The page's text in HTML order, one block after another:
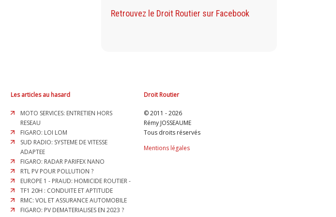
Retrouvez le Droit Routier sur Facebook
Les articles au hasard
MOTO SERVICES: ENTRETIEN HORS
RESEAU
FIGARO: LOI LOM
SUD RADIO: SYSTEME DE VITESSE
ADAPTEE
FIGARO: RADAR PARIFEX NANO
RTL PV POUR POLLUTION ?
EUROPE 1 - PRAUD: HOMICIDE ROUTIER -
TF1 20H : CONDUITE ET APTITUDE
RMC: VOL ET ASSURANCE AUTOMOBILE
FIGARO: PV DEMATERIALISES EN 2023 ?
Droit Routier
© 2011 - 2026
Rémy JOSSEAUME
Tous droits réservés
Mentions légales